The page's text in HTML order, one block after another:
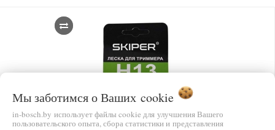
Мы заботимся о Ваших cookie
in-bosch.by использует файлы cookie для улучшения Вашего
пользовательского опыта, сбора статистики и представления